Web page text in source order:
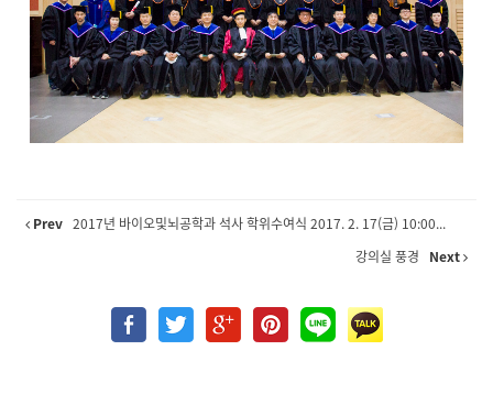
Prev 2017년 바이오및뇌공학과 석사 학위수여식 2017. 2. 17(금) 10:00...
강의실 풍경
Next